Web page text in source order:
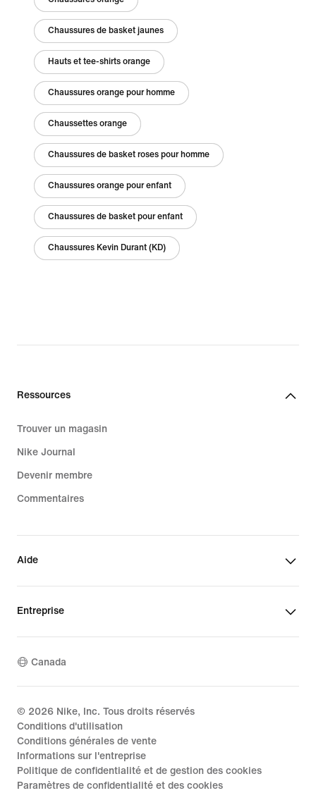
Chaussures de basket jaunes
Hauts et tee-shirts orange
Chaussures orange pour homme
Chaussettes orange
Chaussures de basket roses pour homme
Chaussures orange pour enfant
Chaussures de basket pour enfant
Chaussures Kevin Durant (KD)
Ressources
Trouver un magasin
Nike Journal
Devenir membre
Commentaires
Aide
Entreprise
Canada
© 2026 Nike, Inc. Tous droits réservés
Conditions d'utilisation
Conditions générales de vente
Informations sur l'entreprise
Politique de confidentialité et de gestion des cookies
Paramètres de confidentialité et des cookies